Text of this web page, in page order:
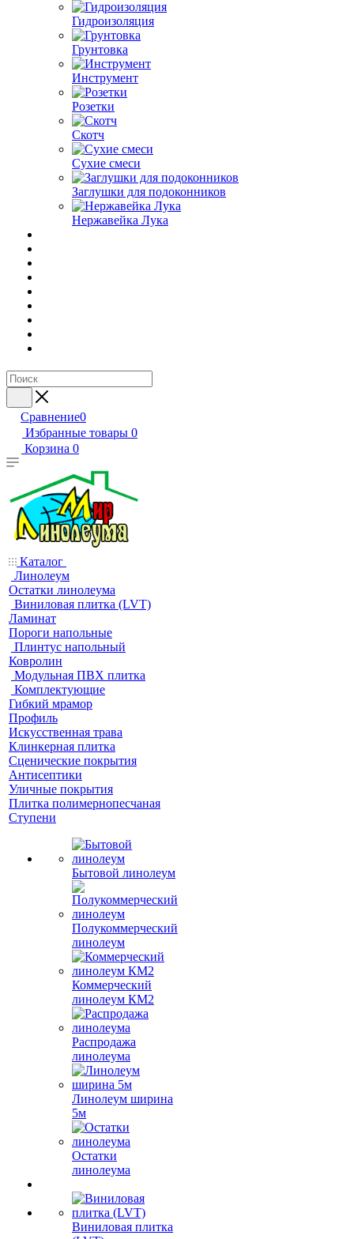
Гидроизоляция
Грунтовка
Инструмент
Розетки
Скотч
Сухие смеси
Заглушки для подоконников
Нержавейка Лука
Сравнение0
Избранные товары 0
Корзина 0
Каталог
Линолеум
Остатки линолеума
Виниловая плитка (LVT)
Ламинат
Пороги напольные
Плинтус напольный
Ковролин
Модульная ПВХ плитка
Комплектующие
Гибкий мрамор
Профиль
Искусственная трава
Клинкерная плитка
Сценические покрытия
Антисептики
Уличные покрытия
Плитка полимернопесчаная
Ступени
Бытовой линолеум
Полукоммерческий
линолеум
Коммерческий
линолеум КМ2
Распродажа
линолеума
Линолеум ширина
5м
Остатки
линолеума
Виниловая плитка